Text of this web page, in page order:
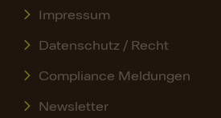
Impressum
Datenschutz / Recht
Compliance Meldungen
Newsletter